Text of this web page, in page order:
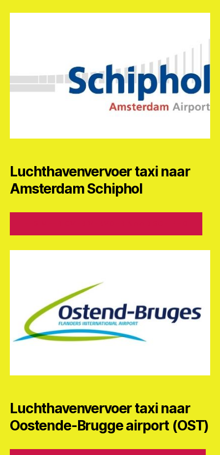
Luchthavenvervoer taxi naar
Amsterdam Schiphol
Luchthavenvervoer taxi naar
Oostende-Brugge airport (OST)